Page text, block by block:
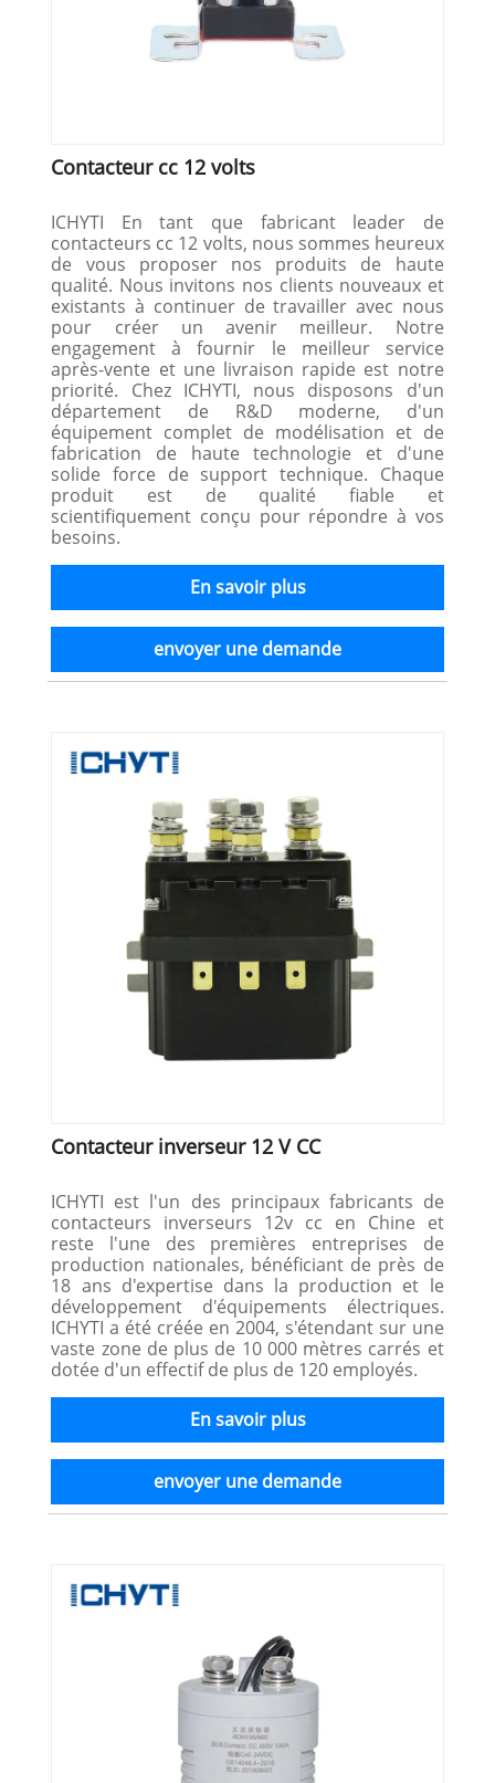
Contacteur cc 12 volts
ICHYTI En tant que fabricant leader de
contacteurs cc 12 volts, nous sommes heureux
de vous proposer nos produits de haute
qualité. Nous invitons nos clients nouveaux et
existants à continuer de travailler avec nous
pour créer un avenir meilleur. Notre
engagement à fournir le meilleur service
après-vente et une livraison rapide est notre
priorité. Chez ICHYTI, nous disposons d'un
département de R&D moderne, d'un
équipement complet de modélisation et de
fabrication de haute technologie et d'une
solide force de support technique. Chaque
produit est de qualité fiable et
scientifiquement conçu pour répondre à vos
besoins.
En savoir plus
envoyer une demande
Contacteur inverseur 12 V CC
ICHYTI est l'un des principaux fabricants de
contacteurs inverseurs 12v cc en Chine et
reste l'une des premières entreprises de
production nationales, bénéficiant de près de
18 ans d'expertise dans la production et le
développement d'équipements électriques.
ICHYTI a été créée en 2004, s'étendant sur une
vaste zone de plus de 10 000 mètres carrés et
dotée d'un effectif de plus de 120 employés.
En savoir plus
envoyer une demande